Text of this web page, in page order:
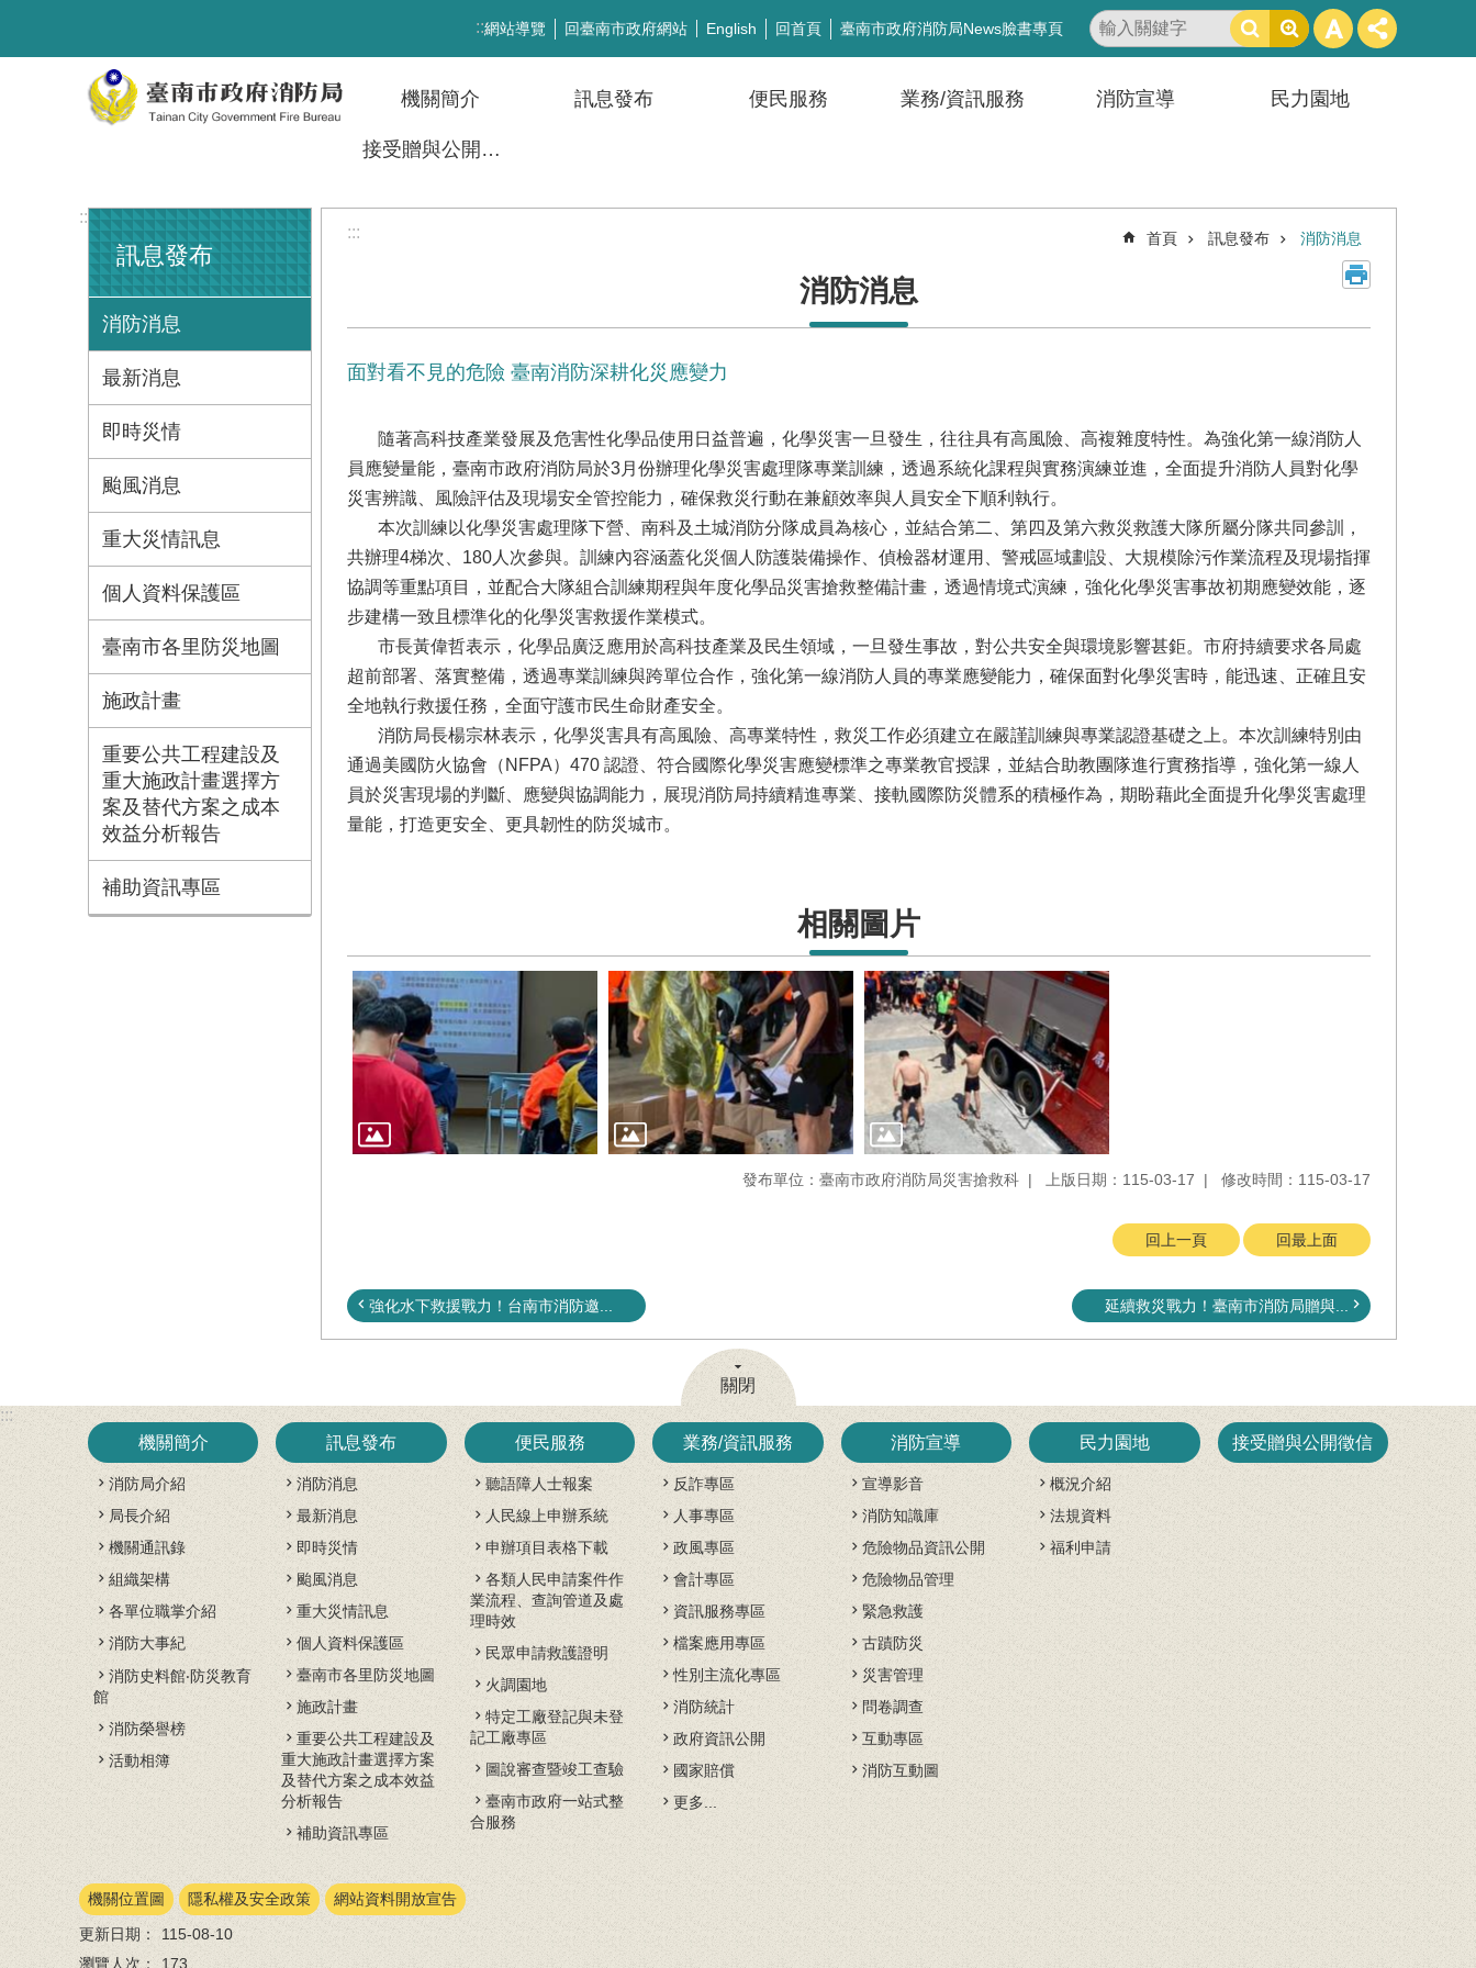
:::網站導覽 回臺南市政府網站 English 回首頁 臺南市政府消防局News臉書專頁
搜
尋
機關簡介 訊息發布 便民服務 業務/資訊服務 消防宣導 民力園地
接受贈與公開徵信
:::
訊息發布
消防消息
最新消息
即時災情
颱風消息
重大災情訊息
個人資料保護區
臺南市各里防災地圖
施政計畫
重要公共工程建設及
重大施政計畫選擇方
案及替代方案之成本
效益分析報告
補助資訊專區
::: 首頁 訊息發布 消防消息
消防消息
面對看不見的危險 臺南消防深耕化災應變力
隨著高科技產業發展及危害性化學品使用日益普遍，化學災害一旦發生，往往具有高風險、高複雜度特性。為強化第一線消防人
員應變量能，臺南市政府消防局於3月份辦理化學災害處理隊專業訓練，透過系統化課程與實務演練並進，全面提升消防人員對化學
災害辨識、風險評估及現場安全管控能力，確保救災行動在兼顧效率與人員安全下順利執行。
本次訓練以化學災害處理隊下營、南科及土城消防分隊成員為核心，並結合第二、第四及第六救災救護大隊所屬分隊共同參訓，
共辦理4梯次、180人次參與。訓練內容涵蓋化災個人防護裝備操作、偵檢器材運用、警戒區域劃設、大規模除污作業流程及現場指揮
協調等重點項目，並配合大隊組合訓練期程與年度化學品災害搶救整備計畫，透過情境式演練，強化化學災害事故初期應變效能，逐
步建構一致且標準化的化學災害救援作業模式。
市長黃偉哲表示，化學品廣泛應用於高科技產業及民生領域，一旦發生事故，對公共安全與環境影響甚鉅。市府持續要求各局處
超前部署、落實整備，透過專業訓練與跨單位合作，強化第一線消防人員的專業應變能力，確保面對化學災害時，能迅速、正確且安
全地執行救援任務，全面守護市民生命財產安全。
消防局長楊宗林表示，化學災害具有高風險、高專業特性，救災工作必須建立在嚴謹訓練與專業認證基礎之上。本次訓練特別由
通過美國防火協會（NFPA）470 認證、符合國際化學災害應變標準之專業教官授課，並結合助教團隊進行實務指導，強化第一線人
員於災害現場的判斷、應變與協調能力，展現消防局持續精進專業、接軌國際防災體系的積極作為，期盼藉此全面提升化學災害處理
量能，打造更安全、更具韌性的防災城市。
相關圖片
發布單位：臺南市政府消防局災害搶救科 上版日期：115-03-17 修改時間：115-03-17
回上一頁 回最上面
強化水下救援戰力！台南市消防邀... 延續救災戰力！臺南市消防局贈與...
關閉
:::
機關簡介
消防局介紹
局長介紹
機關通訊錄
組織架構
各單位職掌介紹
消防大事紀
消防史料館‧防災教育
館
消防榮譽榜
活動相簿
訊息發布
消防消息
最新消息
即時災情
颱風消息
重大災情訊息
個人資料保護區
臺南市各里防災地圖
施政計畫
重要公共工程建設及
重大施政計畫選擇方案
及替代方案之成本效益
分析報告
補助資訊專區
便民服務
聽語障人士報案
人民線上申辦系統
申辦項目表格下載
各類人民申請案件作
業流程、查詢管道及處
理時效
民眾申請救護證明
火調園地
特定工廠登記與未登
記工廠專區
圖說審查暨竣工查驗
臺南市政府一站式整
合服務
業務/資訊服務
反詐專區
人事專區
政風專區
會計專區
資訊服務專區
檔案應用專區
性別主流化專區
消防統計
政府資訊公開
國家賠償
更多...
消防宣導
宣導影音
消防知識庫
危險物品資訊公開
危險物品管理
緊急救護
古蹟防災
災害管理
問卷調查
互動專區
消防互動圖
民力園地
概況介紹
法規資料
福利申請
接受贈與公開徵信
機關位置圖 隱私權及安全政策
網站資料開放宣告
更新日期： 115-08-10
瀏覽人次： 173